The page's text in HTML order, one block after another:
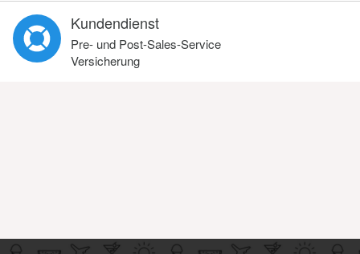
Kundendienst
Pre- und Post-Sales-Service
Versicherung